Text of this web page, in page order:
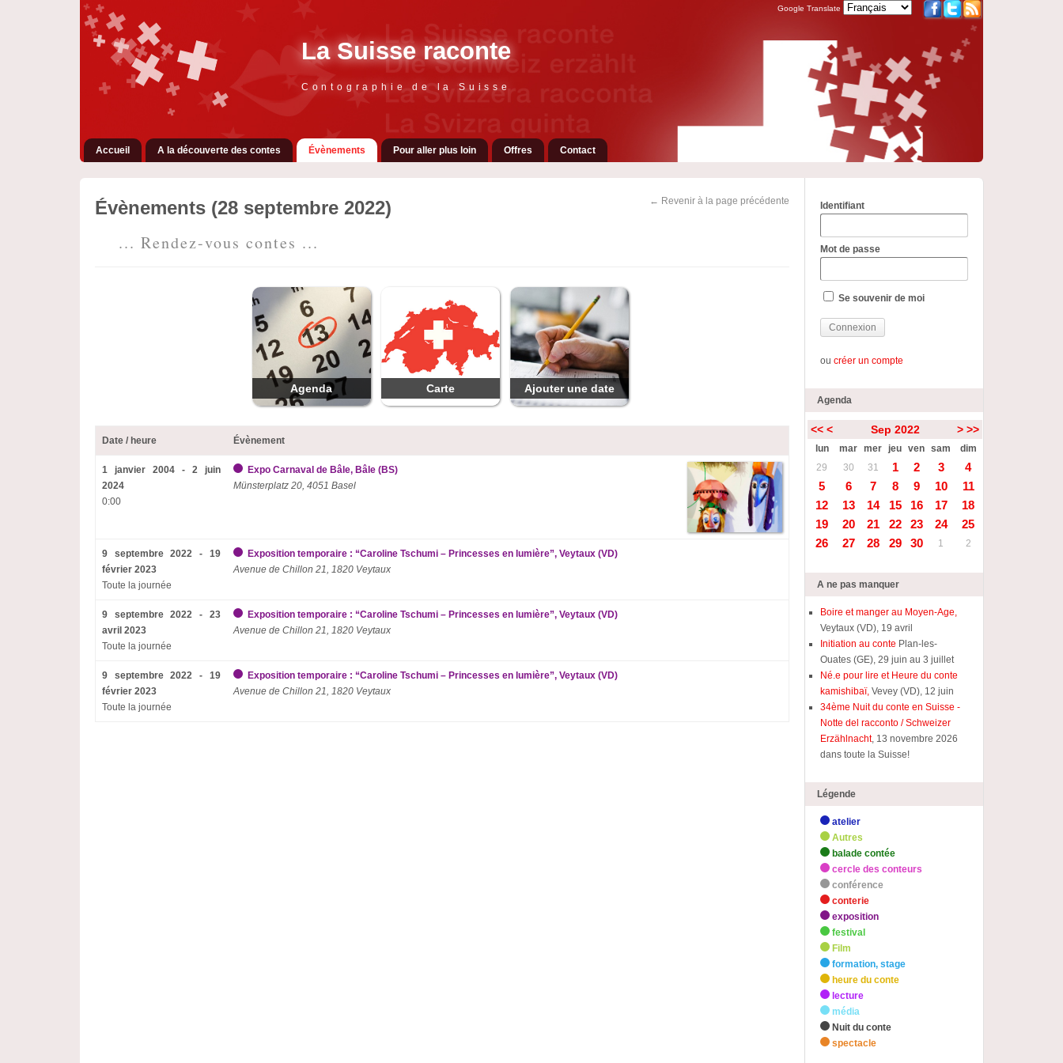
La Suisse raconte
Contographie de la Suisse
Google Translate
Accueil A la découverte des contes Évènements Pour aller plus loin Offres Contact
← Revenir à la page précédente
Évènements (28 septembre 2022)
... Rendez-vous contes ...
Agenda Carte Ajouter une date
Date / heure Évènement
1 janvier 2004 - 2 juin
2024
0:00
Expo Carnaval de Bâle, Bâle (BS)
Münsterplatz 20, 4051 Basel
9 septembre 2022 - 19
février 2023
Toute la journée
Exposition temporaire : “Caroline Tschumi – Princesses en lumière”, Veytaux (VD)
Avenue de Chillon 21, 1820 Veytaux
9 septembre 2022 - 23
avril 2023
Toute la journée
Exposition temporaire : “Caroline Tschumi – Princesses en lumière”, Veytaux (VD)
Avenue de Chillon 21, 1820 Veytaux
9 septembre 2022 - 19
février 2023
Toute la journée
Exposition temporaire : “Caroline Tschumi – Princesses en lumière”, Veytaux (VD)
Avenue de Chillon 21, 1820 Veytaux
Identifiant
Mot de passe
Se souvenir de moi
oucréer un compte
Agenda
<< < Sep 2022 > >>
lun mar mer jeu ven sam
dim
29
30 31 1 2 3
4
5
6 7 8 9 10
11
12
13 14 15 16 17
18
19
20 21 22 23 24
25
26
27 28 29 30 1 2
A ne pas manquer
Boire et manger au Moyen-Age,
Veytaux (VD), 19 avril
Initiation au conte Plan-les-
Ouates (GE), 29 juin au 3 juillet
Né.e pour lire et Heure du conte
kamishibaï, Vevey (VD), 12 juin
34ème Nuit du conte en Suisse -
Notte del racconto / Schweizer
Erzählnacht, 13 novembre 2026
dans toute la Suisse!
Légende
atelier
Autres
balade contée
cercle des conteurs
conférence
conterie
exposition
festival
Film
formation, stage
heure du conte
lecture
média
Nuit du conte
spectacle